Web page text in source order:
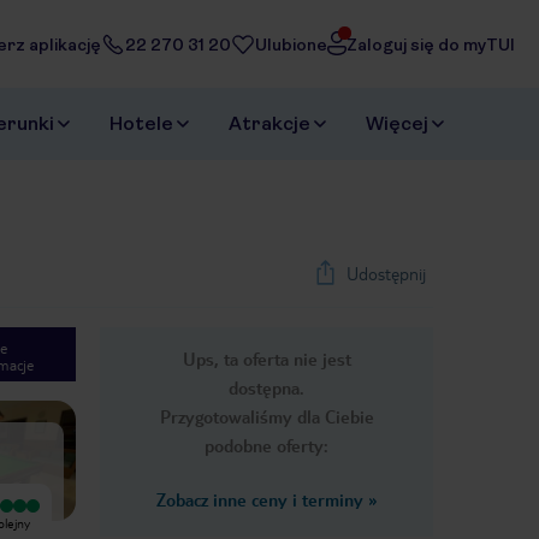
aplikację 22 270 31 20 Ulubione Zaloguj się do myTUI
Hotele Atrakcje Więcej
Udostępnij
Ups, ta oferta nie jest
dostępna.
Przygotowaliśmy dla Ciebie
podobne oferty:
Zobacz inne ceny i terminy »
Next slide
1/49
Wyjątkowy